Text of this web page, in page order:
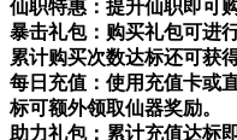
仙职特惠：提升仙职即可
暴击礼包：购买礼包可进
累计购买次数达标还可获
每日充值：使用充值卡或
标可额外领取仙器奖励。
助力礼包：累计充值达标